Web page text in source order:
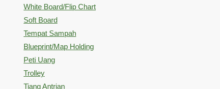
White Board/Flip Chart
Soft Board
Tempat Sampah
Blueprint/Map Holding
Peti Uang
Trolley
Tiang Antrian